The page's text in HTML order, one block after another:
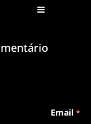
▶
ANIMEPLAYER
para assistir
Email *